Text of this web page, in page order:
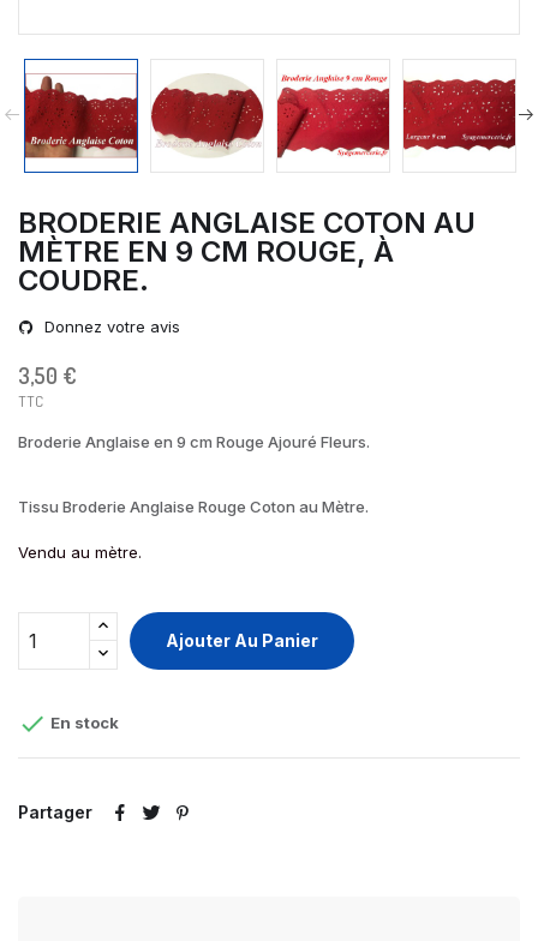
BRODERIE ANGLAISE COTON AU
MÈTRE EN 9 CM ROUGE, À
COUDRE.
Donnez votre avis
3,50 €
TTC
Broderie Anglaise en 9 cm Rouge Ajouré Fleurs.
Tissu Broderie Anglaise Rouge Coton au Mètre.
Vendu au mètre.
Ajouter Au Panier
 En stock
Partager